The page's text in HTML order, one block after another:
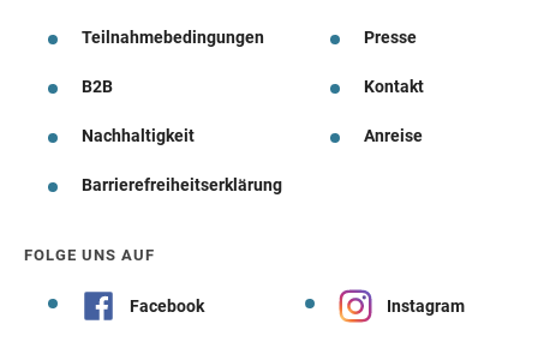
Teilnahmebedingungen Presse
B2B Kontakt
Nachhaltigkeit Anreise
Barrierefreiheitserklärung
FOLGE UNS AUF
Facebook Instagram